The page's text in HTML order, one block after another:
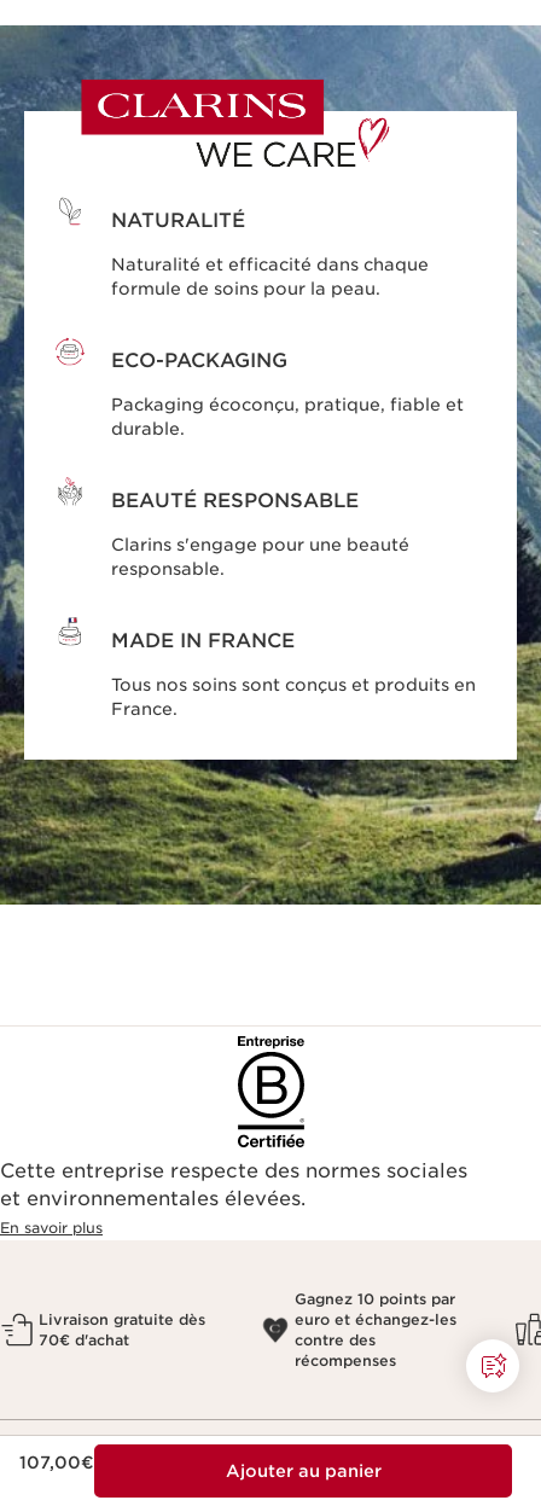
107,00€ Ajouter au panier
NATURALITÉ
Naturalité et efficacité dans chaque
formule de soins pour la peau.
ECO-PACKAGING
Packaging écoconçu, pratique, fiable et
durable.
BEAUTÉ RESPONSABLE
Clarins s'engage pour une beauté
responsable.
MADE IN FRANCE
Tous nos soins sont conçus et produits en
France.
Cette entreprise respecte des normes sociales
et environnementales élevées.
En savoir plus
Livraison gratuite dès
70€ d'achat
Gagnez 10 points par
euro et échangez-les
contre des
récompenses
Inscription à la newsletter